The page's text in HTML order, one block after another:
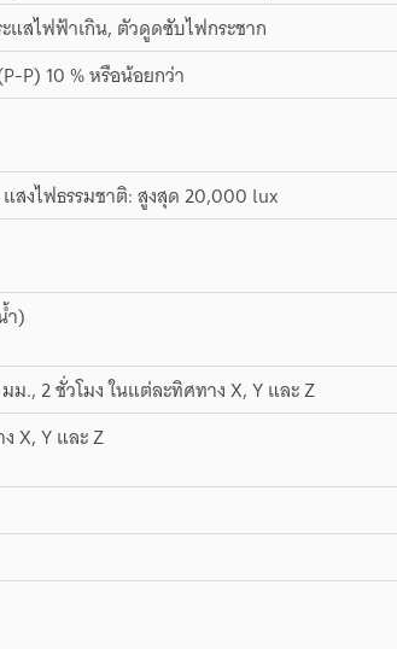
แสไฟฟ้าเกิน, ตัวดูดซับไฟกระชาก
P) 10 % หรือน้อยกว่า
งไฟธรรมชาติ: สูงสุด 20,000 lux
ำ)
., 2 ชั่วโมง ในแต่ละทิศทาง X, Y และ Z
X, Y และ Z